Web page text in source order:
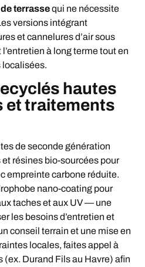
terrassequi ne nécessite
versions intégrant
et cannelures d’air sous
à long terme tout en
hautes
et traitements
de seconde génération
résines bio-sourcées pour
empreinte carbone réduite.
nano-coating pour
taches et aux UV — une
les besoins d’entretien et
conseil terrain et une mise en
locales, faites appel à
Durand Fils au Havre) afin